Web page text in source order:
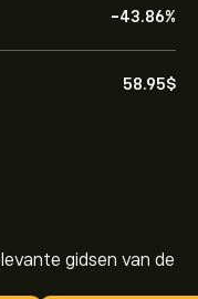
-43.86%
58.95‎$‎
gidsen van de